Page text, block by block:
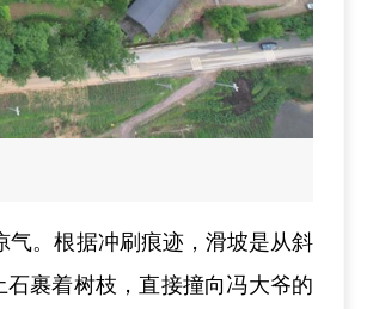
气。根据冲刷痕迹，滑坡是从斜
裹着树枝，直接撞向冯大爷的